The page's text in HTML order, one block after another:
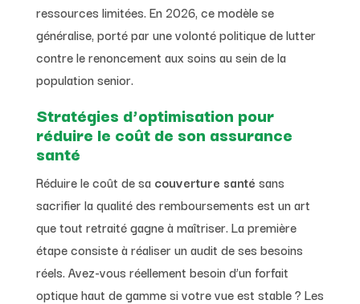
ressources limitées. En 2026, ce modèle se
généralise, porté par une volonté politique de lutter
contre le renoncement aux soins au sein de la
population senior.
Stratégies d’optimisation pour
réduire le coût de son assurance
santé
Réduire le coût de sa couverture santé sans
sacrifier la qualité des remboursements est un art
que tout retraité gagne à maîtriser. La première
étape consiste à réaliser un audit de ses besoins
réels. Avez-vous réellement besoin d’un forfait
optique haut de gamme si votre vue est stable ? Les